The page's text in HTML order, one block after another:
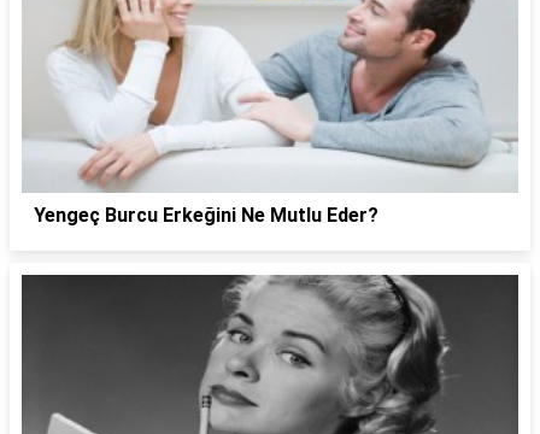
Yengeç Burcu Erkeğini Ne Mutlu Eder?